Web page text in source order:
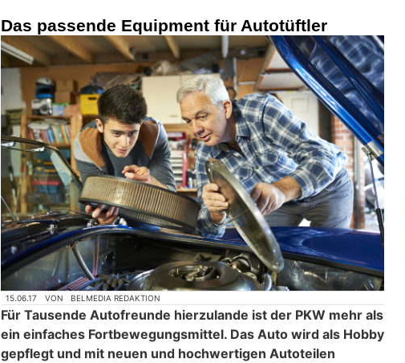
Das passende Equipment für Autotüftler
15.06.17 VON BELMEDIA REDAKTION
Für Tausende Autofreunde hierzulande ist der PKW mehr als
ein einfaches Fortbewegungsmittel. Das Auto wird als Hobby
gepflegt und mit neuen und hochwertigen Autoteilen